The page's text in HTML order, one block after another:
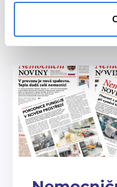
1. patro
Oddělení klinické biochemie
2. patro
Poradna pro onemocnění
Interní oddělení
Detail pracoviště
Pracoviště denzitometrie
Interní oddělení
Detail pracoviště